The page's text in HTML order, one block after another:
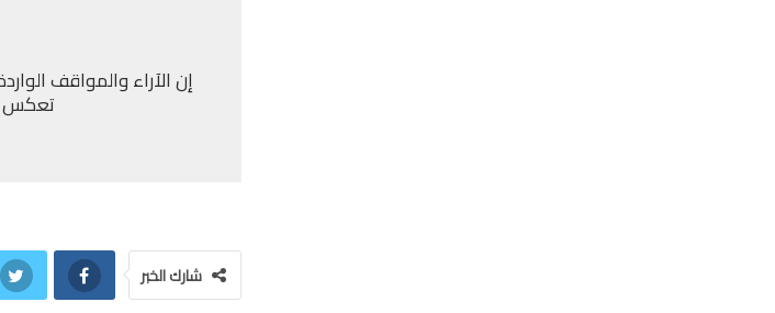
إن الآراء والمواقف
تعكس
شارك الخبر